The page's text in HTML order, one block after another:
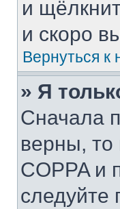
и
и скоро
Вернуться к
» Я
Сначала
верны,
COPPA и
следуйте